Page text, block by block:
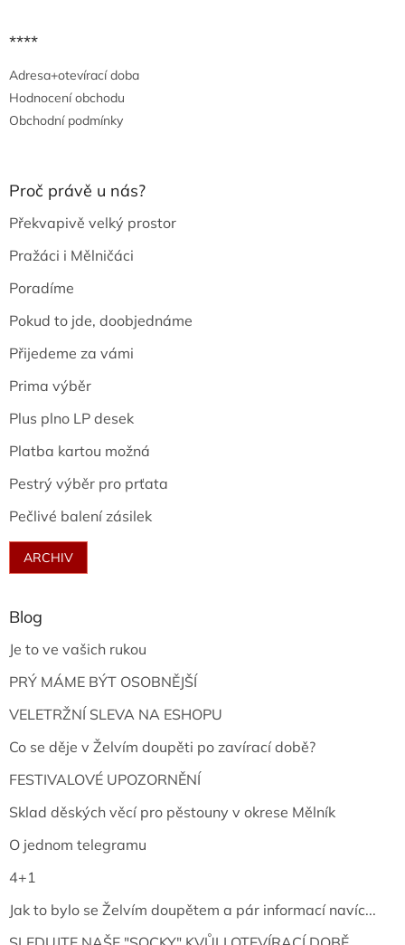
****
Adresa+otevírací doba
Hodnocení obchodu
Obchodní podmínky
Proč právě u nás?
Překvapivě velký prostor
Pražáci i Mělničáci
Poradíme
Pokud to jde, doobjednáme
Přijedeme za vámi
Prima výběr
Plus plno LP desek
Platba kartou možná
Pestrý výběr pro prťata
Pečlivé balení zásilek
ARCHIV
Blog
Je to ve vašich rukou
PRÝ MÁME BÝT OSOBNĚJŠÍ
VELETRŽNÍ SLEVA NA ESHOPU
Co se děje v Želvím doupěti po zavírací době?
FESTIVALOVÉ UPOZORNĚNÍ
Sklad děských věcí pro pěstouny v okrese Mělník
O jednom telegramu
4+1
Jak to bylo se Želvím doupětem a pár informací navíc...